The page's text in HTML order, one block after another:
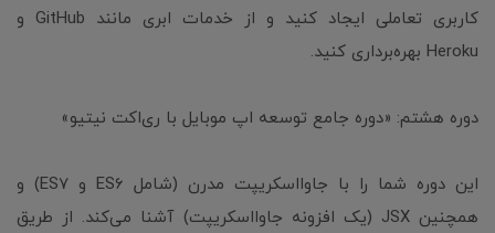
کاربری تعاملی ایجاد کنید و از خدمات ابری مانند GitHub و
Heroku بهره‌برداری کنید.
دوره هشتم: «دوره جامع توسعه اپ موبایل با ری‌اکت نیتیو»
این دوره شما را با جاوااسکریپت مدرن (شامل ES6 و ES7) و
همچنین JSX (یک افزونه جاوااسکریپت) آشنا می‌کند. از طریق